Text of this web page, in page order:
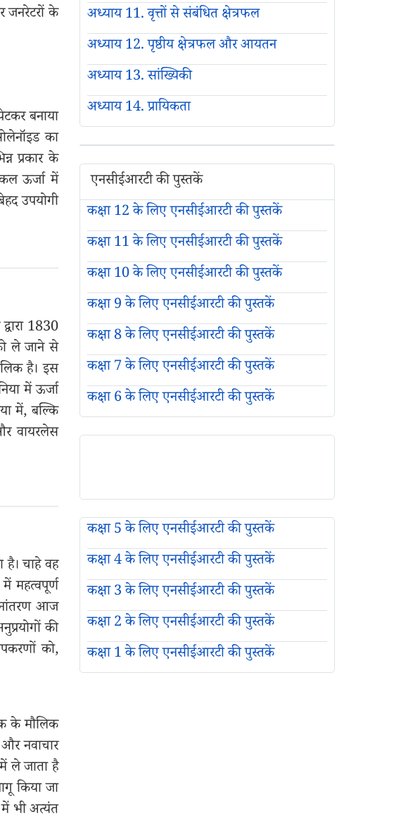
जनरेटरों के
बनाया
का
प्रकार के
ऊर्जा में
उपयोगी
1830
ले जाने से
है। इस
में ऊर्जा
में, बल्कि
वायरलेस
है। चाहे वह
महत्वपूर्ण
आज
की
को,
के मौलिक
नवाचार
ले जाता है
किया जा
में भी अत्यंत
अध्याय 11. वृत्तों से संबंधित क्षेत्रफल
अध्याय 12. पृष्ठीय क्षेत्रफल और आयतन
अध्याय 13. सांख्यिकी
अध्याय 14. प्रायिकता
एनसीईआरटी की पुस्तकें
कक्षा 12 के लिए एनसीईआरटी की पुस्तकें
कक्षा 11 के लिए एनसीईआरटी की पुस्तकें
कक्षा 10 के लिए एनसीईआरटी की पुस्तकें
कक्षा 9 के लिए एनसीईआरटी की पुस्तकें
कक्षा 8 के लिए एनसीईआरटी की पुस्तकें
कक्षा 7 के लिए एनसीईआरटी की पुस्तकें
कक्षा 6 के लिए एनसीईआरटी की पुस्तकें
कक्षा 5 के लिए एनसीईआरटी की पुस्तकें
कक्षा 4 के लिए एनसीईआरटी की पुस्तकें
कक्षा 3 के लिए एनसीईआरटी की पुस्तकें
कक्षा 2 के लिए एनसीईआरटी की पुस्तकें
कक्षा 1 के लिए एनसीईआरटी की पुस्तकें